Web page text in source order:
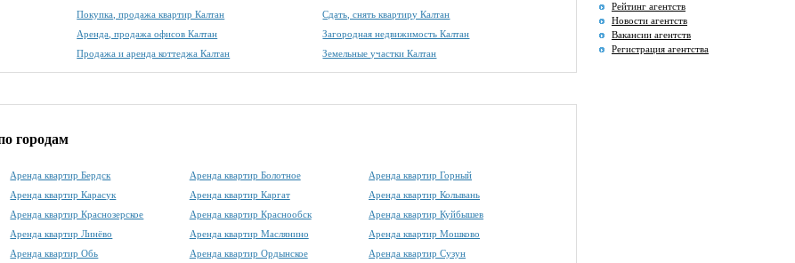
Покупка, продажа квартир Калтан
Сдать, снять квартиру Калтан
Аренда, продажа офисов Калтан
Загородная недвижимость Калтан
Продажа и аренда коттеджа Калтан Земельные участки Калтан
городам
Аренда квартир Бердск Аренда квартир Болотное
Аренда квартир Горный
Аренда квартир Карасук Аренда квартир Каргат
Аренда квартир Колывань
Аренда квартир Краснозерское Аренда квартир Краснообск
Аренда квартир Куйбышев
Аренда квартир Линёво Аренда квартир Маслянино
Аренда квартир Мошково
Аренда квартир Обь Аренда квартир Ордынское Аренда квартир Сузун
Рейтинг агентств
Новости агентств
Вакансии агентств
Регистрация агентства